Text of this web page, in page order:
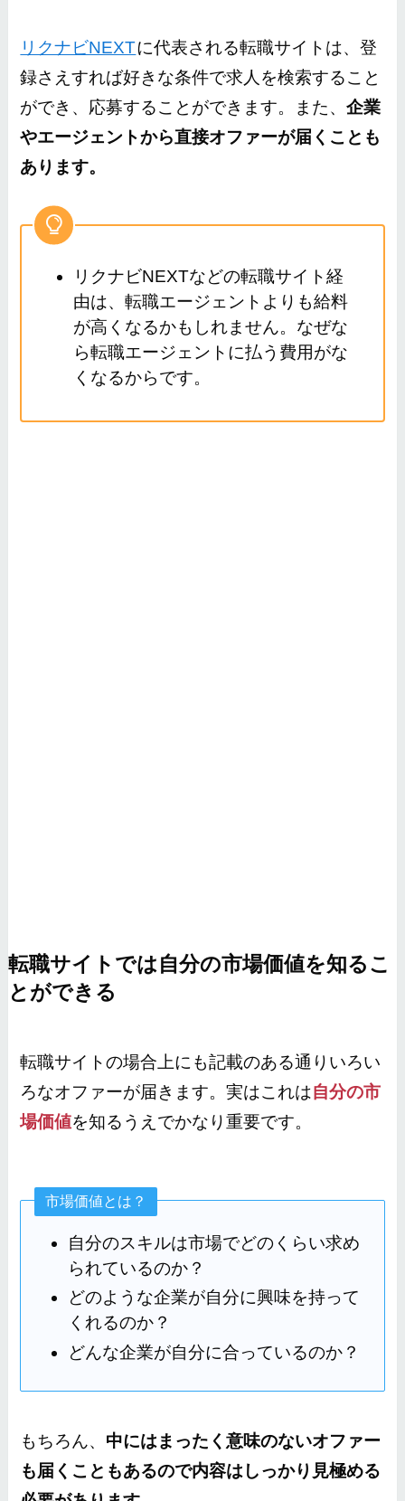
リクナビNEXTに代表される転職サイトは、登
録さえすれば好きな条件で求人を検索すること
ができ、応募することができます。また、企業
やエージェントから直接オファーが届くことも
あります。
リクナビNEXTなどの転職サイト経
由は、転職エージェントよりも給料
が高くなるかもしれません。なぜな
ら転職エージェントに払う費用がな
くなるからです。
転職サイトでは自分の市場価値を知るこ
とができる
転職サイトの場合上にも記載のある通りいろい
ろなオファーが届きます。実はこれは自分の市
場価値を知るうえでかなり重要です。
市場価値とは？
自分のスキルは市場でどのくらい求め
られているのか？
どのような企業が自分に興味を持って
くれるのか？
どんな企業が自分に合っているのか？
もちろん、 中にはまったく意味のないオファー
も届くこともあるので内容はしっかり見極める